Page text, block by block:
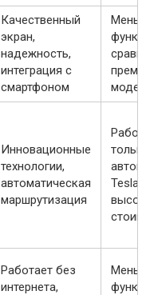
Качественный
экран,
надежность,
интеграция с
смартфоном
Меньше
Инновационные
технологии,
автоматическая
маршрутизация
только
Tesla,
Работает без
интернета,
Меньше